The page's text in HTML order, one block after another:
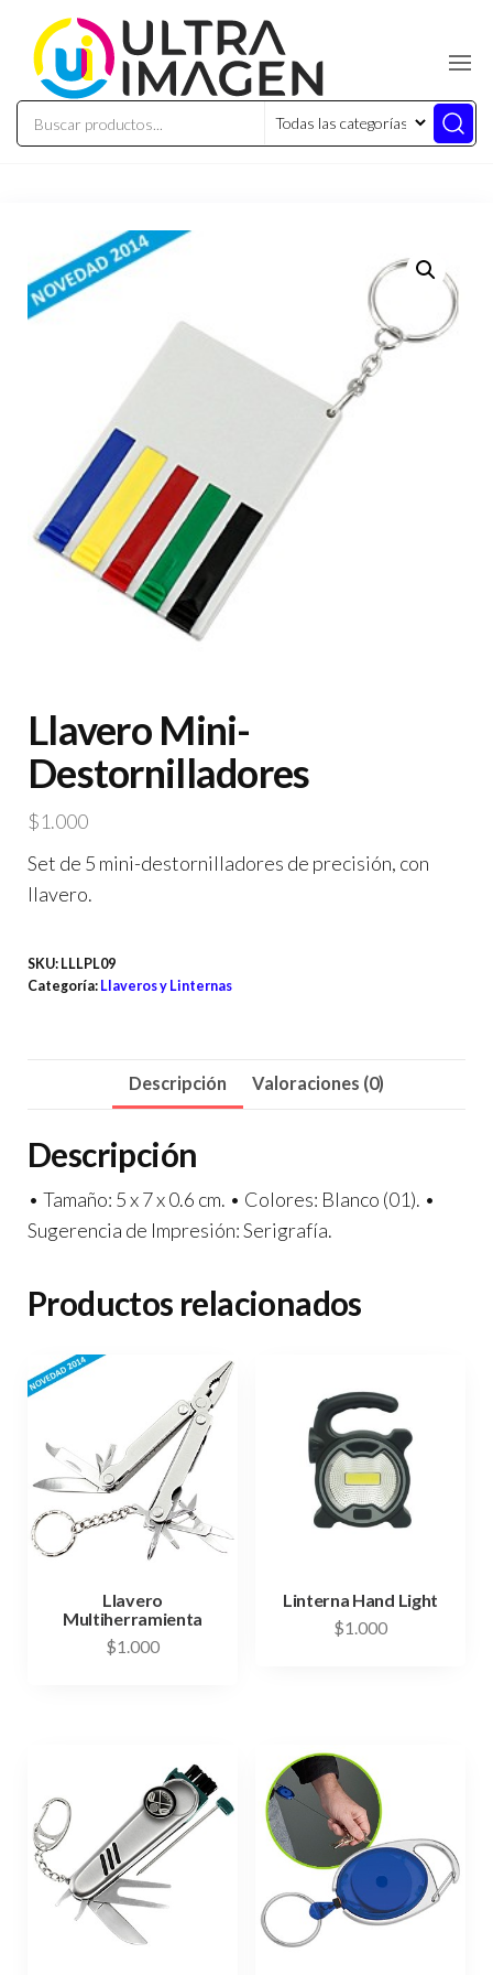
Llavero Mini-
Destornilladores
$1.000
Set de 5 mini-destornilladores de precisión, con
llavero.
SKU: LLLPL09
Categoría: Llaveros y Linternas
Descripción Valoraciones (0)
Descripción
• Tamaño: 5 x 7 x 0.6 cm. • Colores: Blanco (01). •
Sugerencia de Impresión: Serigrafía.
Productos relacionados
Llavero
Multiherramienta
$1.000
Linterna Hand Light
$1.000